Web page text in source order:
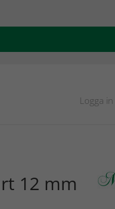
Logga in
12 mm